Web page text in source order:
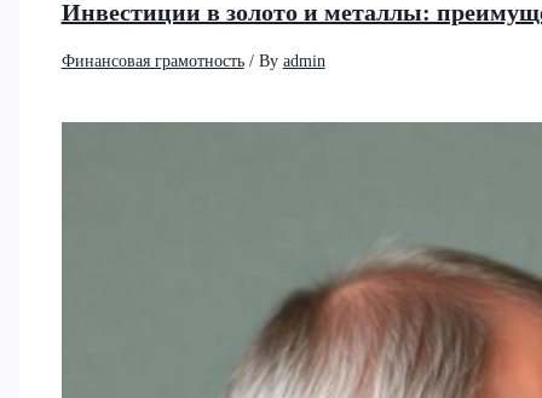
Инвестиции в золото и металлы:
Финансовая грамотность/ By admin